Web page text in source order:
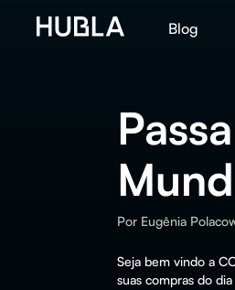
Blog
Por Eugênia
Seja bem vindo a
suas compras do